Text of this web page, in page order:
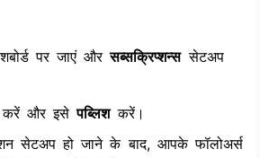
पर जाएं औरसब्सक्रिप्शन्ससेटअप
करें और इसेपब्लिशकरें।
सेटअप हो जाने के बाद, आपके फॉलोअर्स